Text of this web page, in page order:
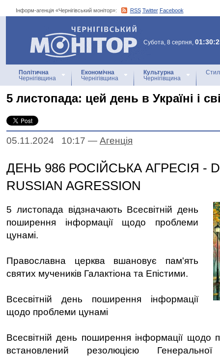
Інформ-агенція «Чернігівський монітор»: RSS Twitter Facebook
Інформ-агенція
«Чернігівський монітор»
Субота, 8 серпня,
Політична
Чернігівщина
Економічна
Чернігівщина
Культурна
Чернігівщина
5 листопада: цей день в Україні і
05.11.2024 10:17 — Агенцiя
ДЕНЬ 986 РОСІЙСЬКА АГРЕСІЯ -
RUSSIAN AGRESSION
5 листопада відзначають Всесвітній день
поширення інформації щодо проблеми
цунамі.
Православна церква вшановує пам'ять
святих мучеників Галактіона та Епістими.
Всесвітній день поширення інформації
щодо проблеми цунамі
Всесвітній день поширення інформації щодо
встановлений резолюцією